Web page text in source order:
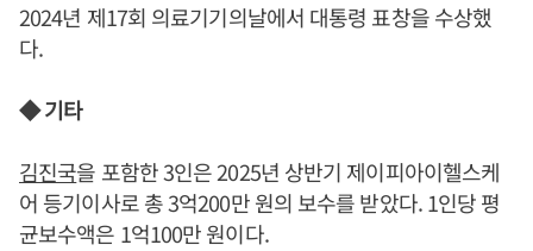
2024년 제17회 의료기기의날에서 대통령 표창을 수상했
다.
◆ 기타
김진국을 포함한 3인은 2025년 상반기 제이피아이헬스케
어 등기이사로 총 3억200만 원의 보수를 받았다. 1인당 평
균보수액은 1억100만 원이다.